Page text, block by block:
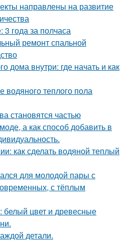
направлены на развитие
года за полчаса
ремонт спальной
дома внутри: где начать и как
водяного теплого пола
становятся частью
а как способ добавить в
как сделать водяной теплый
для молодой пары с
с тёплым
белый цвет и древесные
детали.